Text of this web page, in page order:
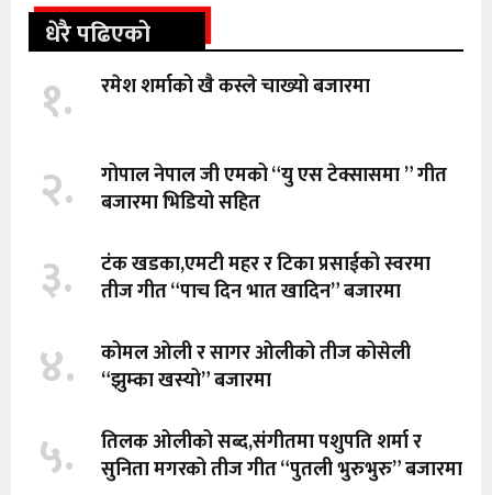
धेरै पढिएको
१. रमेश शर्माको खै कस्ले चाख्यो बजारमा
२.
गोपाल नेपाल जी एमको “यु एस टेक्सासमा ” गीत
बजारमा भिडियो सहित
३.
टंक खडका,एमटी महर र टिका प्रसाईको स्वरमा
तीज गीत “पाच दिन भात खादिन” बजारमा
४.
कोमल ओली र सागर ओलीको तीज कोसेली
“झुम्का खस्यो” बजारमा
५.
तिलक ओलीको सब्द,संगीतमा पशुपति शर्मा र
सुनिता मगरको तीज गीत “पुतली भुरुभुरु” बजारमा